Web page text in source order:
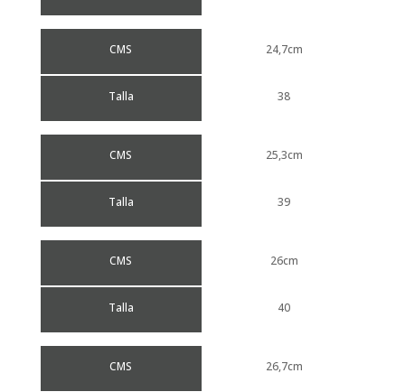
CMS
Talla
24,7cm
38
CMS
Talla
25,3cm
39
CMS
Talla
26cm
40
CMS 26,7cm